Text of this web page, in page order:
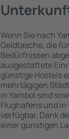
Wenn Sie nach
Geldtasche, die
Bedürfnissen
ausgestattete
günstige Hostels
mehrtägigen
in Yambol sind
Flughafens und in
verfügbar. Dank
einer günstigen